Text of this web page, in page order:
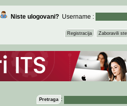
Niste ulogovani?Username :
Registracija Zaboravili
Pretraga :